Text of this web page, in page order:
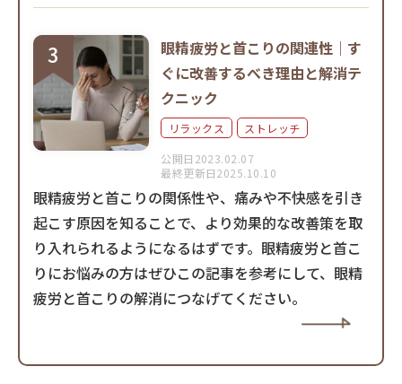
眼精疲労と首こりの関連性｜す
ぐに改善するべき理由と解消テ
クニック
リラックス ストレッチ
公開日2023.02.07
最終更新日2025.10.10
眼精疲労と首こりの関係性や、痛みや不快感を引き
起こす原因を知ることで、より効果的な改善策を取
り入れられるようになるはずです。眼精疲労と首こ
りにお悩みの方はぜひこの記事を参考にして、眼精
疲労と首こりの解消につなげてください。